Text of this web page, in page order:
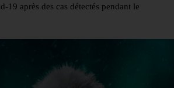
19 après des cas détectés pendant le